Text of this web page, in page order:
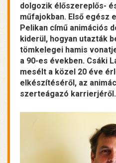
dolgozik élőszereplős-
műfajokban. Első egész
Pelikan című animációs
kiderül, hogyan utazták
tömkelegei hamis
a 90-es években. Csáki
mesélt a közel 20 éve
elkészítéséről, az
szerteágazó karrierjéről.